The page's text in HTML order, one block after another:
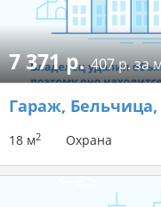
7 371 р.407 р. за
Гараж,
18 м2 Охрана